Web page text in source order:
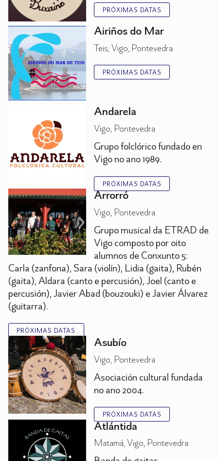
PRÓXIMAS DATAS
Airiños do Mar
Teis, Vigo, Pontevedra
PRÓXIMAS DATAS
Andarela
Vigo, Pontevedra
Grupo folclórico fundado en
Vigo no ano 1989.
PRÓXIMAS DATAS
Arrorró
Vigo, Pontevedra
Grupo musical da ETRAD de
Vigo composto por oito
alumnos de Conxunto 5:
Carla (zanfona), Sara (violín), Lidia (gaita), Rubén
(gaita), Aldara (canto e percusión), Joel (canto e
percusión), Javier Abad (bouzouki) e Javier Álvarez
(guitarra).
PRÓXIMAS DATAS
Asubío
Vigo, Pontevedra
Asociación cultural fundada
no ano 2004.
PRÓXIMAS DATAS
Atlántida
Matamá, Vigo, Pontevedra